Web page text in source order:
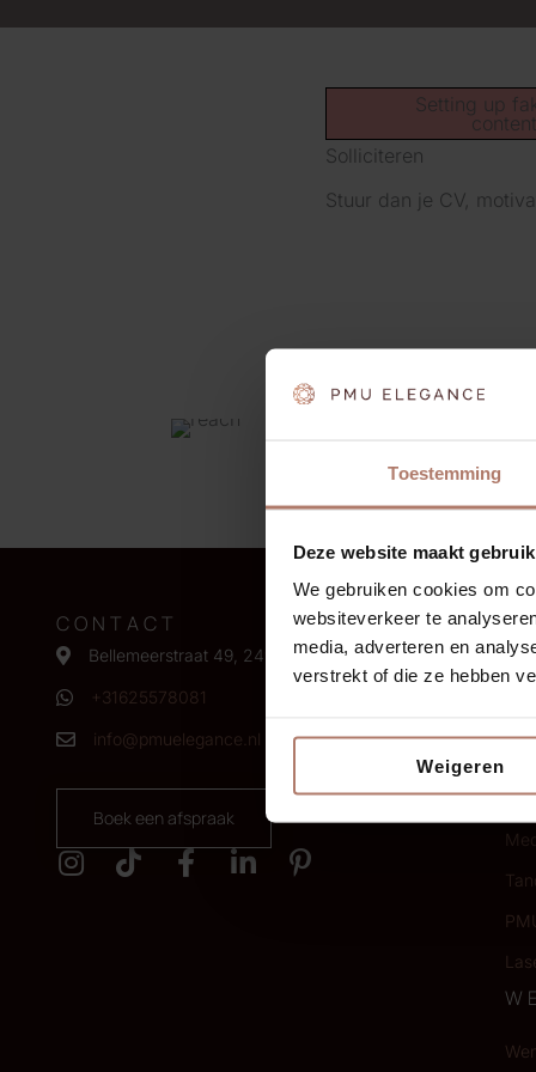
Toestemming
Deze website maakt
We gebruiken cookies om
websiteverkeer te
media, adverteren en
verstrekt of die ze hebben
Weigeren
Setting up
Solliciteren
Stuur dan je CV,
CONTACT
Bellemeerstraat 49, 2493 XP Den Haag
+31625578081
info@pmuelegance.nl
Boek een afspraak